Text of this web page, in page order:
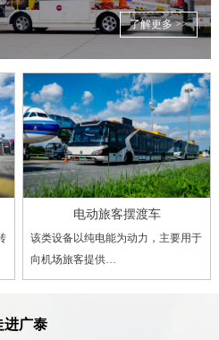
了解更多 >>
电动旅客摆渡车
该类设备以纯电能为动力，主要用于
向机场旅客提供…
进广泰